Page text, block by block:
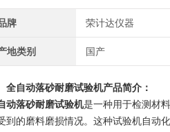
牌 荣计达仪器
地类别 国产
全自动落砂耐磨试验机产品简介：
动落砂耐磨试验机是一种用于检测材
到的磨料磨损情况。这种试验机自动